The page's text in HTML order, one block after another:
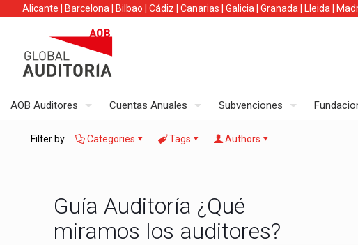
Alicante Barcelona Bilbao Cádiz Canarias Galicia Granada Lleida
AOB Auditores Cuentas Anuales Subvenciones
Filter by Categories Tags Authors
Guía Auditoría ¿Qué
miramos los auditores?